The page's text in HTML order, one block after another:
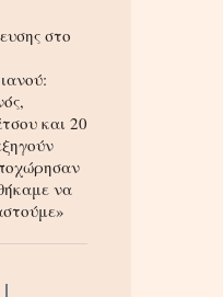
στο
και 20
να